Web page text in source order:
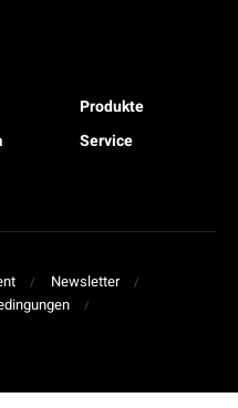
Produkte
Service
Newsletter